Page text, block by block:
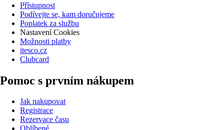
Přístupnost
Podívejte se, kam doručujeme
Poplatek za službu
Nastavení Cookies
Možnosti platby
itesco.cz
Clubcard
Pomoc s prvním nákupem
Jak nakupovat
Registrace
Rezervace času